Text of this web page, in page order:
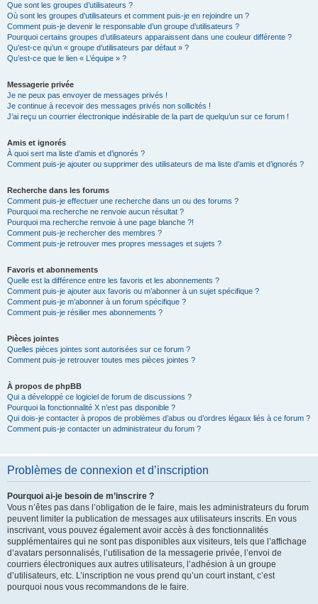
Que sont les groupes d’utilisateurs ?
Où sont les groupes d’utilisateurs et comment puis-je en rejoindre un ?
Comment puis-je devenir le responsable d’un groupe d’utilisateurs ?
Pourquoi certains groupes d’utilisateurs apparaissent dans une couleur différente ?
Qu’est-ce qu’un « groupe d’utilisateurs par défaut » ?
Qu’est-ce que le lien « L’équipe » ?
Messagerie privée
Je ne peux pas envoyer de messages privés !
Je continue à recevoir des messages privés non sollicités !
J’ai reçu un courrier électronique indésirable de la part de quelqu’un sur ce forum !
Amis et ignorés
À quoi sert ma liste d’amis et d’ignorés ?
Comment puis-je ajouter ou supprimer des utilisateurs de ma liste d’amis et d’ignorés ?
Recherche dans les forums
Comment puis-je effectuer une recherche dans un ou des forums ?
Pourquoi ma recherche ne renvoie aucun résultat ?
Pourquoi ma recherche renvoie à une page blanche ?!
Comment puis-je rechercher des membres ?
Comment puis-je retrouver mes propres messages et sujets ?
Favoris et abonnements
Quelle est la différence entre les favoris et les abonnements ?
Comment puis-je ajouter aux favoris ou m’abonner à un sujet spécifique ?
Comment puis-je m’abonner à un forum spécifique ?
Comment puis-je résilier mes abonnements ?
Pièces jointes
Quelles pièces jointes sont autorisées sur ce forum ?
Comment puis-je retrouver toutes mes pièces jointes ?
À propos de phpBB
Qui a développé ce logiciel de forum de discussions ?
Pourquoi la fonctionnalité X n’est pas disponible ?
Qui dois-je contacter à propos de problèmes d’abus ou d’ordres légaux liés à ce forum ?
Comment puis-je contacter un administrateur du forum ?
Problèmes de connexion et d’inscription
Pourquoi ai-je besoin de m’inscrire ?
Vous n’êtes pas dans l’obligation de le faire, mais les administrateurs du forum
peuvent limiter la publication de messages aux utilisateurs inscrits. En vous
inscrivant, vous pouvez également avoir accès à des fonctionnalités
supplémentaires qui ne sont pas disponibles aux visiteurs, tels que l’affichage
d’avatars personnalisés, l’utilisation de la messagerie privée, l’envoi de
courriers électroniques aux autres utilisateurs, l’adhésion à un groupe
d’utilisateurs, etc. L’inscription ne vous prend qu’un court instant, c’est
pourquoi nous vous recommandons de le faire.